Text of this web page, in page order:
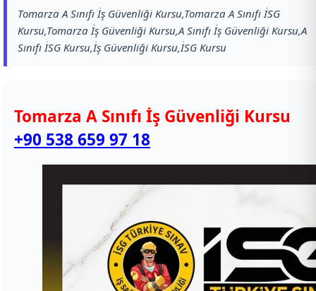
Tomarza A Sınıfı İş Güvenliği Kursu,Tomarza A Sınıfı İSG
Kursu,Tomarza İş Güvenliği Kursu,A Sınıfı İş Güvenliği Kursu,A
Sınıfı İSG Kursu,İş Güvenliği Kursu,İSG Kursu
Tomarza A Sınıfı İş Güvenliği Kursu
+90 538 659 97 18